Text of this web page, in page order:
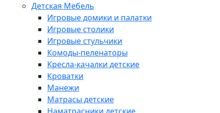
Детская Мебель
Игровые домики и палатки
Игровые столики
Игровые стульчики
Комоды-пеленаторы
Кресла-качалки детские
Кроватки
Манежи
Матрасы детские